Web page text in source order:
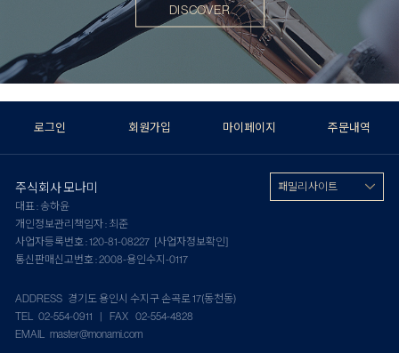
DISCOVER
로그인 회원가입 마이페이지 주문내역
주식회사 모나미
대표 : 송하윤
개인정보관리책임자 : 최준
사업자등록번호 : 120-81-08227 [사업자정보확인]
통신판매신고번호 : 2008-용인수지-0117
ADDRESS 경기도 용인시 수지구 손곡로 17(동천동)
TEL 02-554-0911 | FAX 02-554-4828
EMAIL master@monami.com
패밀리 사이트